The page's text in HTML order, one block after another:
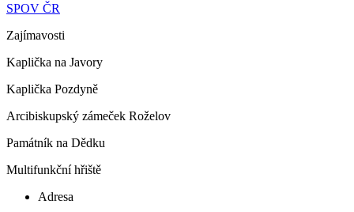
SPOV ČR
Zajímavosti
Kaplička na Javory
Kaplička Pozdyně
Arcibiskupský zámeček Roželov
Památník na Dědku
Multifunkční hřiště
Adresa